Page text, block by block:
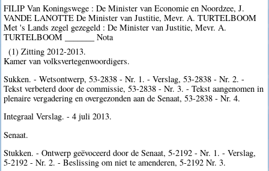
FILIP Van Koningswege : De Minister van Economie en Noordzee, J.
VANDE LANOTTE De Minister van Justitie, Mevr. A. TURTELBOOM
Met 's Lands zegel gezegeld : De Minister van Justitie, Mevr. A.
TURTELBOOM _______ Nota
(1) Zitting 2012-2013.
Kamer van volksvertegenwoordigers.
Sukken. - Wetsontwerp, 53-2838 - Nr. 1. - Verslag, 53-2838 - Nr. 2. -
Tekst verbeterd door de commissie, 53-2838 - Nr. 3. - Tekst aangenomen in
plenaire vergadering en overgezonden aan de Senaat, 53-2838 - Nr. 4.
Integraal Verslag. - 4 juli 2013.
Senaat.
Stukken. - Ontwerp geëvoceerd door de Senaat, 5-2192 - Nr. 1. - Verslag,
5-2192 - Nr. 2. - Beslissing om niet te amenderen, 5-2192 Nr. 3.